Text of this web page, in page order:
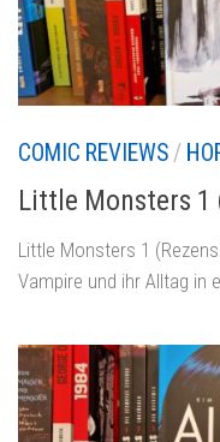
COMIC REVIEWS /
Little Monsters 1
Little Monsters 1
Vampire und ihr Alltag in